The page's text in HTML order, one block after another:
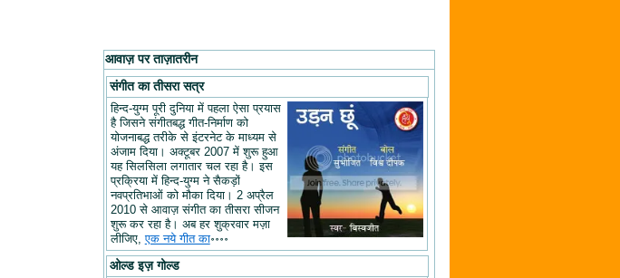
आवाज़ पर ताज़ातरीन
संगीत का तीसरा सत्र
हिन्द-युग्म पूरी दुनिया में पहला ऐसा प्रयास
है जिसने संगीतबद्ध गीत-निर्माण को
योजनाबद्ध तरीके से इंटरनेट के माध्यम से
अंजाम दिया। अक्टूबर 2007 में शुरू हुआ
यह सिलसिला लगातार चल रहा है। इस
प्रक्रिया में हिन्द-युग्म ने सैकड़ों
नवप्रतिभाओं को मौका दिया। 2 अप्रैल
2010 से आवाज़ संगीत का तीसरा सीजन
शुरू कर रहा है। अब हर शुक्रवार मज़ा
लीजिए,एक नये गीत का॰॰॰॰
ओल्ड इज़ गोल्ड